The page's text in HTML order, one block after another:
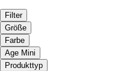
Filter
Größe
Farbe
Age Mini
Produkttyp